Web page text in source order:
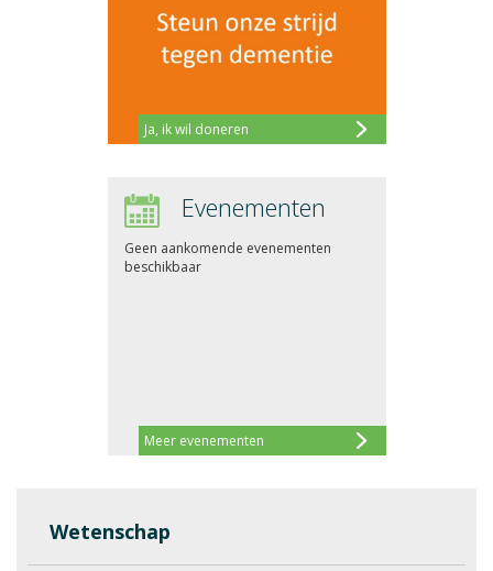
Wetenschap
Ja, ik wil doneren
Evenementen
Meer evenementen
Geen aankomende evenementen
beschikbaar